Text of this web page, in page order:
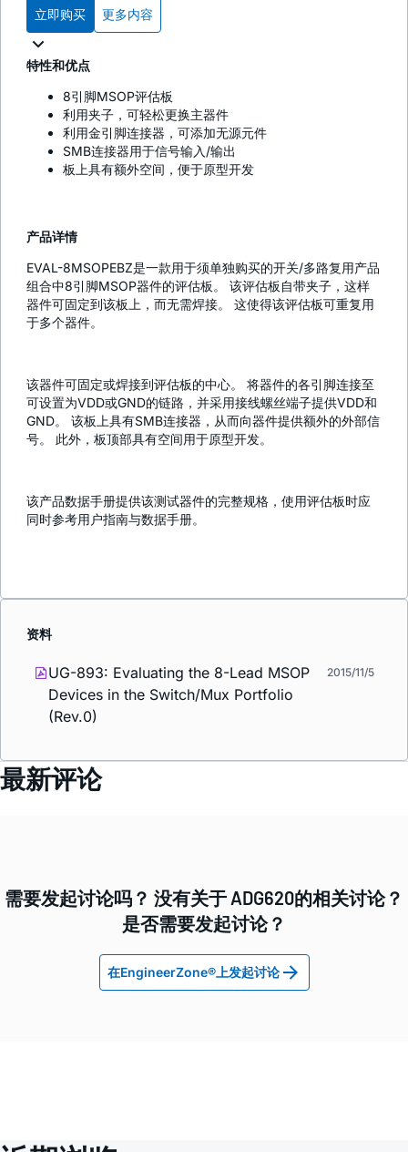
立即购买 更多内容
特性和优点
8引脚MSOP评估板
利用夹子，可轻松更换主器件
利用金引脚连接器，可添加无源元件
SMB连接器用于信号输入/输出
板上具有额外空间，便于原型开发
产品详情
EVAL-8MSOPEBZ是一款用于须单独购买的开关/多路复用产品
组合中8引脚MSOP器件的评估板。 该评估板自带夹子，这样
器件可固定到该板上，而无需焊接。 这使得该评估板可重复用
于多个器件。
该器件可固定或焊接到评估板的中心。 将器件的各引脚连接至
可设置为VDD或GND的链路，并采用接线螺丝端子提供VDD和
GND。 该板上具有SMB连接器，从而向器件提供额外的外部信
号。 此外，板顶部具有空间用于原型开发。
该产品数据手册提供该测试器件的完整规格，使用评估板时应
同时参考用户指南与数据手册。
资料
UG-893: Evaluating the 8-Lead MSOP
Devices in the Switch/Mux Portfolio
(Rev.0)
2015/11/5
最新评论
需要发起讨论吗？ 没有关于 ADG620的相关讨论？
是否需要发起讨论？
在EngineerZone®上发起讨论